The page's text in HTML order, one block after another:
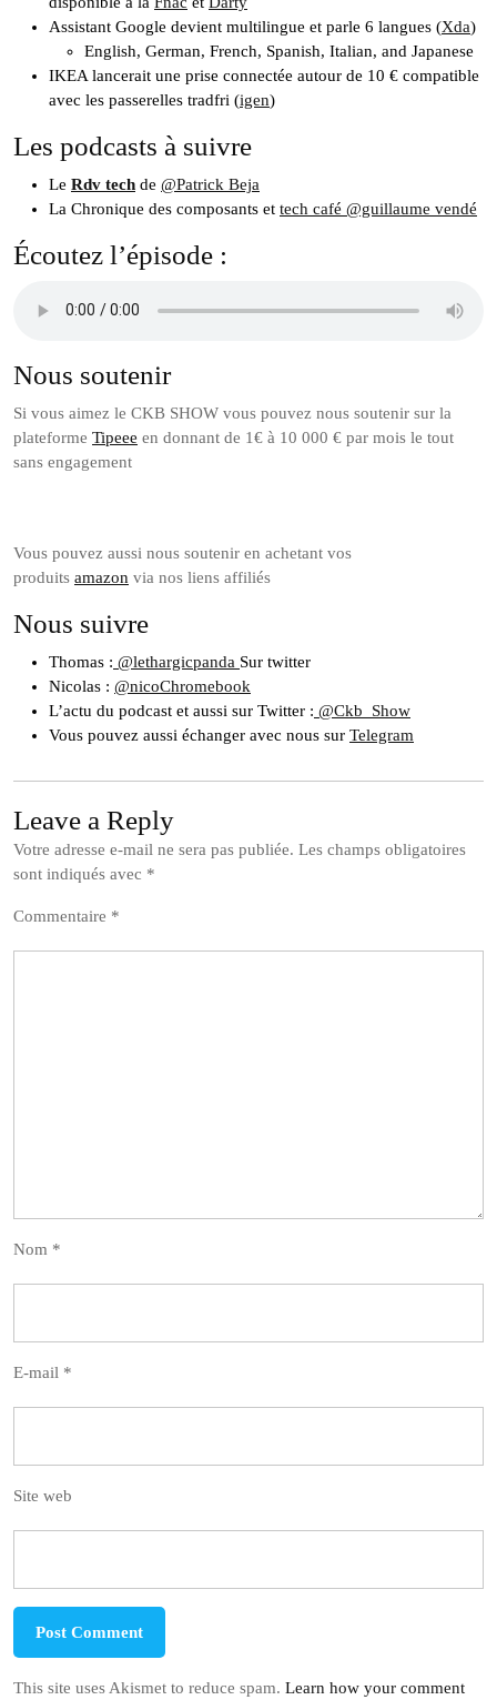
Assistant Google devient multilingue et parle 6 langues (Xda)
English, German, French, Spanish, Italian, and Japanese
IKEA lancerait une prise connectée autour de 10 € compatible
avec les passerelles tradfri (igen)
Les podcasts à suivre
Le Rdv tech de @Patrick Beja
La Chronique des composants et tech café @guillaume vendé
Écoutez l’épisode :
Nous soutenir
Si vous aimez le CKB SHOW vous pouvez nous soutenir sur la
plateforme Tipeee en donnant de 1€ à 10 000 € par mois le tout
sans engagement
Vous pouvez aussi nous soutenir en achetant vos
produits amazon via nos liens affiliés
Nous suivre
Thomas : @lethargicpanda Sur twitter
Nicolas : @nicoChromebook
L’actu du podcast et aussi sur Twitter : @Ckb_Show
Vous pouvez aussi échanger avec nous sur Telegram
Leave a Reply
Votre adresse e-mail ne sera pas publiée. Les champs obligatoires
sont indiqués avec *
Commentaire *
Nom *
E-mail *
Site web
This site uses Akismet to reduce spam. Learn how your comment